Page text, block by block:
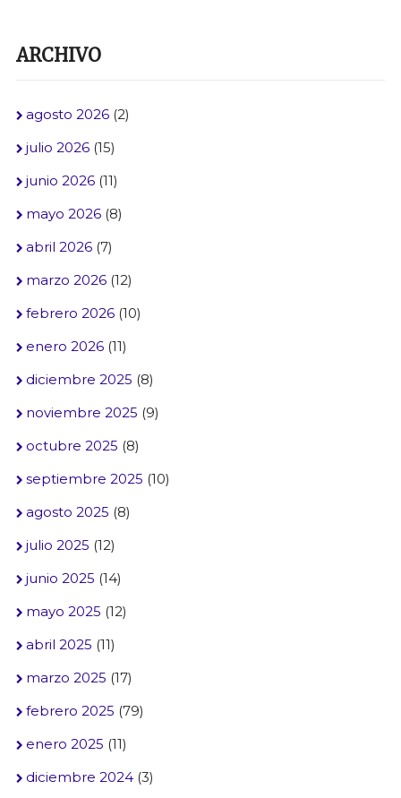
ARCHIVO
agosto 2026(2)
julio 2026(15)
junio 2026(11)
mayo 2026(8)
abril 2026(7)
marzo 2026(12)
febrero 2026(10)
enero 2026(11)
diciembre 2025 (8)
noviembre 2025 (9)
octubre 2025 (8)
septiembre 2025 (10)
agosto 2025 (8)
julio 2025 (12)
junio 2025 (14)
mayo 2025 (12)
abril 2025 (11)
marzo 2025 (17)
febrero 2025 (79)
enero 2025 (11)
diciembre 2024(3)